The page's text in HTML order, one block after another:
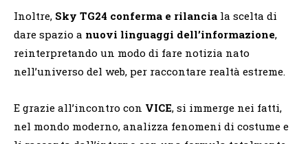
Inoltre, Sky TG24 conferma e rilancia la scelta di
dare spazio a nuovi linguaggi dell’informazione,
reinterpretando un modo di fare notizia nato
nell’universo del web, per raccontare realtà estreme.
E grazie all’incontro con VICE, si immerge nei fatti,
nel mondo moderno, analizza fenomeni di costume e